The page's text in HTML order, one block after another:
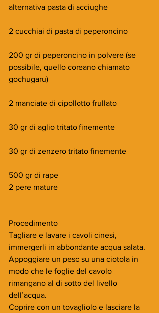
alternativa pasta di acciughe
2 cucchiai di pasta di peperoncino
200 gr di peperoncino in polvere (se
possibile, quello coreano chiamato
gochugaru)
2 manciate di cipollotto frullato
30 gr di aglio tritato finemente
30 gr di zenzero tritato finemente
500 gr di rape
2 pere mature
Procedimento
Tagliare e lavare i cavoli cinesi,
immergerli in abbondante acqua salata.
Appoggiare un peso su una ciotola in
modo che le foglie del cavolo
rimangano al di sotto del livello
dell’acqua.
Coprire con un tovagliolo e lasciare la